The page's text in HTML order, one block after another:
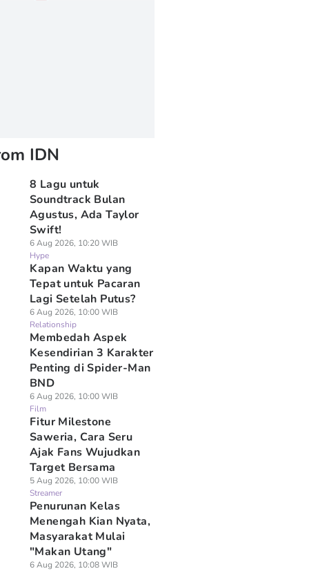
IDN
8 Lagu untuk
Soundtrack Bulan
Agustus, Ada Taylor
Swift!
6 Aug 2026, 10:20 WIB
Hype
⁠Kapan Waktu yang
Tepat untuk Pacaran
Lagi Setelah Putus?
6 Aug 2026, 10:00 WIB
Relationship
Membedah Aspek
Kesendirian 3 Karakter
Penting di Spider-Man
BND
6 Aug 2026, 10:00 WIB
Film
Fitur Milestone
Saweria, Cara Seru
Ajak Fans Wujudkan
Target Bersama
5 Aug 2026, 10:00 WIB
Streamer
Penurunan Kelas
Menengah Kian Nyata,
Masyarakat Mulai
"Makan Utang"
6 Aug 2026, 10:08 WIB